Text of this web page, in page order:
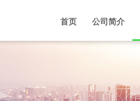
首页 公司简介